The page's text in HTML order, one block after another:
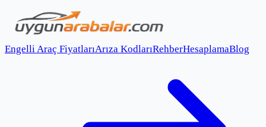
Engelli Araç FiyatlarıArıza KodlarıRehberHesaplamaBlog